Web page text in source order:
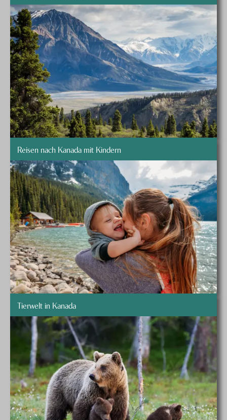
Reisen nach Kanada mit Kindern
Tierwelt in Kanada